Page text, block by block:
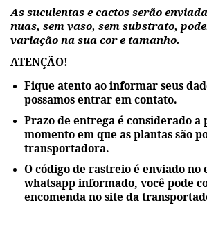
As suculentas e cactos serão
nuas, sem vaso, sem substrato,
variação na sua cor e tamanho.
ATENÇÃO!
Fique atento ao informar seus
possamos entrar em contato.
Prazo de entrega é considerado
momento em que as plantas são
transportadora.
O código de rastreio é enviado no
whatsapp informado, você pode
encomenda no site da